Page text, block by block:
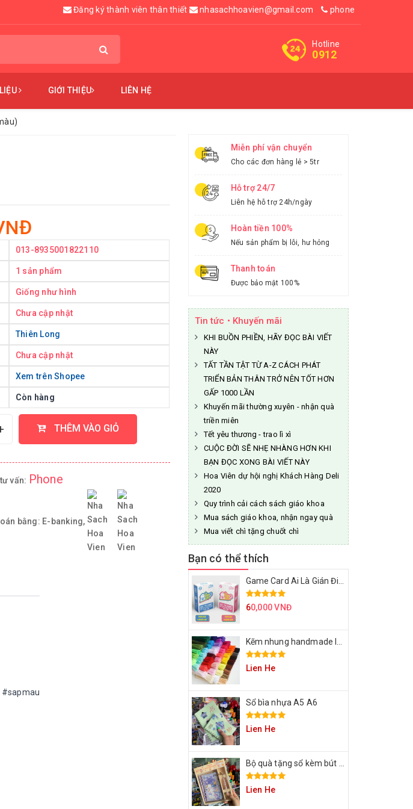
Đăng ký thành viên thân thiết nhasachhoavien@gmail.com phone
Hotline
0912
GIỚI THIỆU LIÊN HỆ
013-8935001822110
1 sản phẩm
Giống như hình
Chưa cập nhật
Thiên Long
Chưa cập nhật
Xem trên Shopee
Còn hàng
THÊM VÀO GIỎ
vấn: Phone
bằng: E-banking,
Miễn phí vận chuyển
Cho các đơn hàng lẻ > 5tr
Hỗ trợ 24/7
Liên hệ hỗ trợ 24h/ngày
Hoàn tiền 100%
Nếu sản phẩm bị lỗi, hư hỏng
Thanh toán
Được bảo mật 100%
Tin tức • Khuyến mãi
KHI BUỒN PHIỀN, HÃY ĐỌC BÀI VIẾT
NÀY
TẤT TẦN TẬT TỪ A-Z CÁCH PHÁT
TRIỂN BẢN THÂN TRỞ NÊN TỐT HƠN
GẤP 1000 LẦN
Khuyến mãi thường xuyên - nhận quà
triền miên
Tết yêu thương - trao lì xì
CUỘC ĐỜI SẼ NHẸ NHÀNG HƠN KHI
BẠN ĐỌC XONG BÀI VIẾT NÀY
Hoa Viên dự hội nghị Khách Hàng Deli
2020
Quy trình cải cách sách giáo khoa
Mua sách giáo khoa, nhận ngay quà
Mua viết chì tặng chuốt chì
Bạn có thể thích
60,000 VNĐ
Lien He
Sổ bìa nhựa A5 A6
Lien He
Lien He